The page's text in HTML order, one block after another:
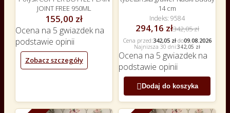
JOINT FREE 950ML
155,00 zł
Ocena na 5 gwiazdek na
podstawie opinii
Zobacz szczegóły
14 cm
Indeks 9584
294,16 zł342,05 zł
Cena przed:342,05 zł·do09.08.2026
Najniższa 30 dni:342,05 zł
Ocena na 5 gwiazdek na
podstawie opinii
 Dodaj do koszyka